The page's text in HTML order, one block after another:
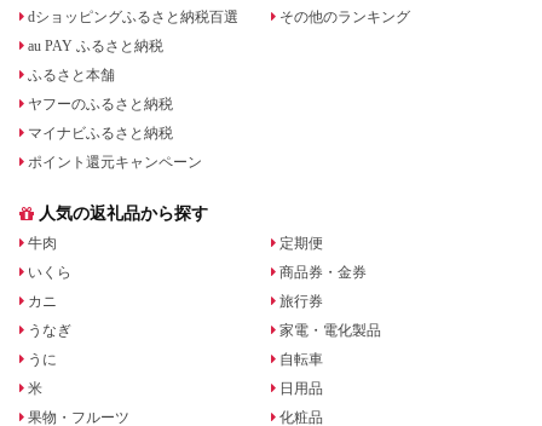
dショッピングふるさと納税百選
au PAY ふるさと納税
ふるさと本舗
ヤフーのふるさと納税
マイナビふるさと納税
ポイント還元キャンペーン
その他のランキング
人気の返礼品から探す
牛肉
いくら
カニ
うなぎ
うに
米
果物・フルーツ
定期便
商品券・金券
旅行券
家電・電化製品
自転車
日用品
化粧品